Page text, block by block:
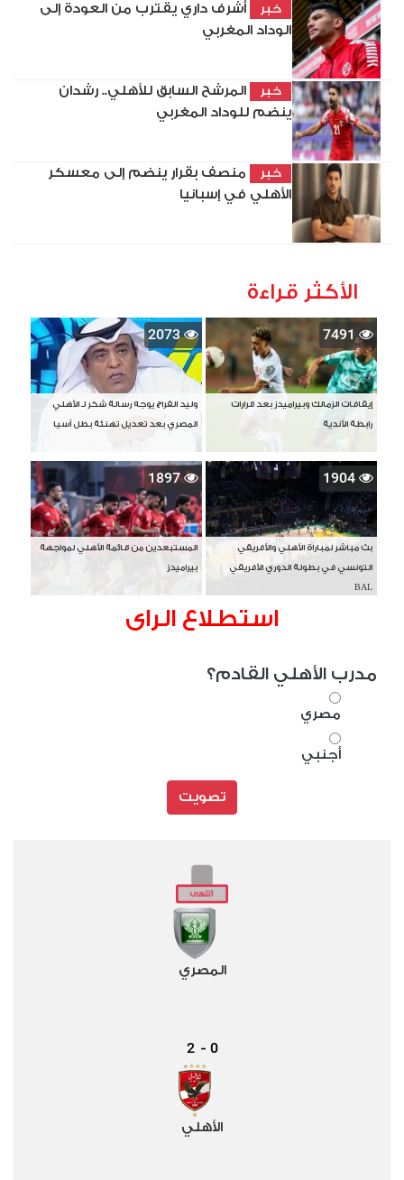
خبر
أشرف داري يقترب من العودة إلى
الوداد المغربي
خبر
المرشح السابق للأهلي.. رشدان
ينضم للوداد المغربي
خبر
منصف بقرار ينضم إلى معسكر
الأهلي في إسبانيا
الأكثر قراءة
7491
إيقافات الزمالك وبيراميدز بعد قرارات
رابطة الأندية
2073
وليد الفراج يوجه رسالة شكر لـ الأهلي
المصري بعد تعديل تهنئة بطل آسيا
1904
بث مباشر لمباراة الأهلي والأفريقي
التونسي في بطولة الدوري الأفريقي
BAL
1897
المستبعدين من قائمة الأهلي لمواجهة
بيراميدز
استطلاع الراى
مدرب الأهلي القادم؟
مصري
أجنبي
تصويت
المصري
0
-
2
الأهلي